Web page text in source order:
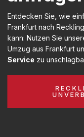
Entdecken Sie, wie
Frankfurt nach
kann: Nutzen Sie
Umzug aus Frankfurt
Service zu